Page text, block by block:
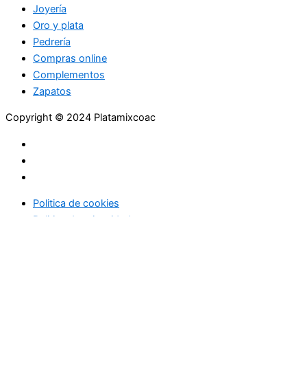
Joyería
Oro y plata
Pedrería
Compras online
Complementos
Zapatos
Copyright © 2024 Platamixcoac
Politica de cookies
Politica de privacidad